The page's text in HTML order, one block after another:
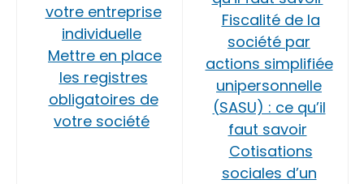
votre entreprise
individuelle
Mettre en place
les registres
obligatoires de
votre société
Fiscalité de la
société par
actions simplifiée
unipersonnelle
(SASU) : ce qu’il
faut savoir
Cotisations
sociales d’un